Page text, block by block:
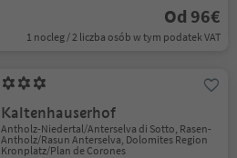
Od 96€
1 nocleg / 2 liczba osób w tym podatek VAT
Kaltenhauserhof
Antholz-Niedertal/Anterselva di Sotto, Rasen-
Antholz/Rasun Anterselva, Dolomites Region
Kronplatz/Plan de Corones